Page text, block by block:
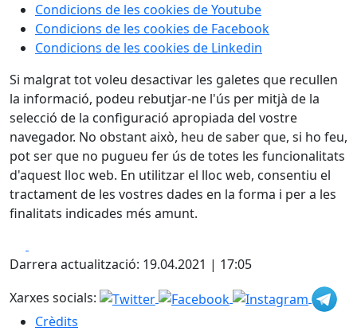
Condicions de les cookies de Youtube
Condicions de les cookies de Facebook
Condicions de les cookies de Linkedin
Si malgrat tot voleu desactivar les galetes que recullen
la informació, podeu rebutjar-ne l'ús per mitjà de la
selecció de la configuració apropiada del vostre
navegador. No obstant això, heu de saber que, si ho feu,
pot ser que no pugueu fer ús de totes les funcionalitats
d'aquest lloc web. En utilitzar el lloc web, consentiu el
tractament de les vostres dades en la forma i per a les
finalitats indicades més amunt.
Darrera actualització: 19.04.2021 | 17:05
Xarxes socials:
Crèdits